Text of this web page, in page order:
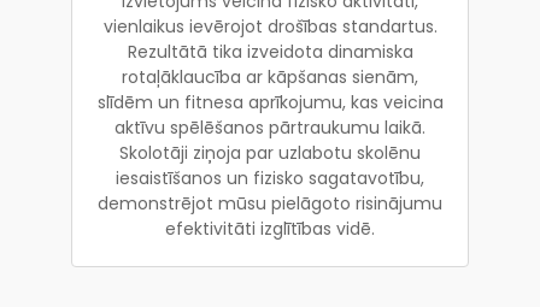
vienlaikus ievērojot drošības standartus.
Rezultātā tika izveidota dinamiska
rotaļāklaucība ar kāpšanas sienām,
slīdēm un fitnesa aprīkojumu, kas veicina
aktīvu spēlēšanos pārtraukumu laikā.
Skolotāji ziņoja par uzlabotu skolēnu
iesaistīšanos un fizisko sagatavotību,
demonstrējot mūsu pielāgoto risinājumu
efektivitāti izglītības vidē.